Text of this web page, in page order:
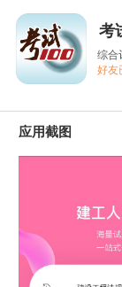
考
综合
好友
应用截图